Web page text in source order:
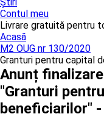
Știri
Contul meu
Livrare gratuită pentru
Acasă
M2 OUG nr 130/2020
Granturi pentru capital
Anunț
"Granturi
beneficiarilor" -